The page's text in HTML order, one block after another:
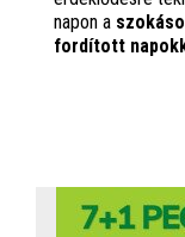
napon a
fordított